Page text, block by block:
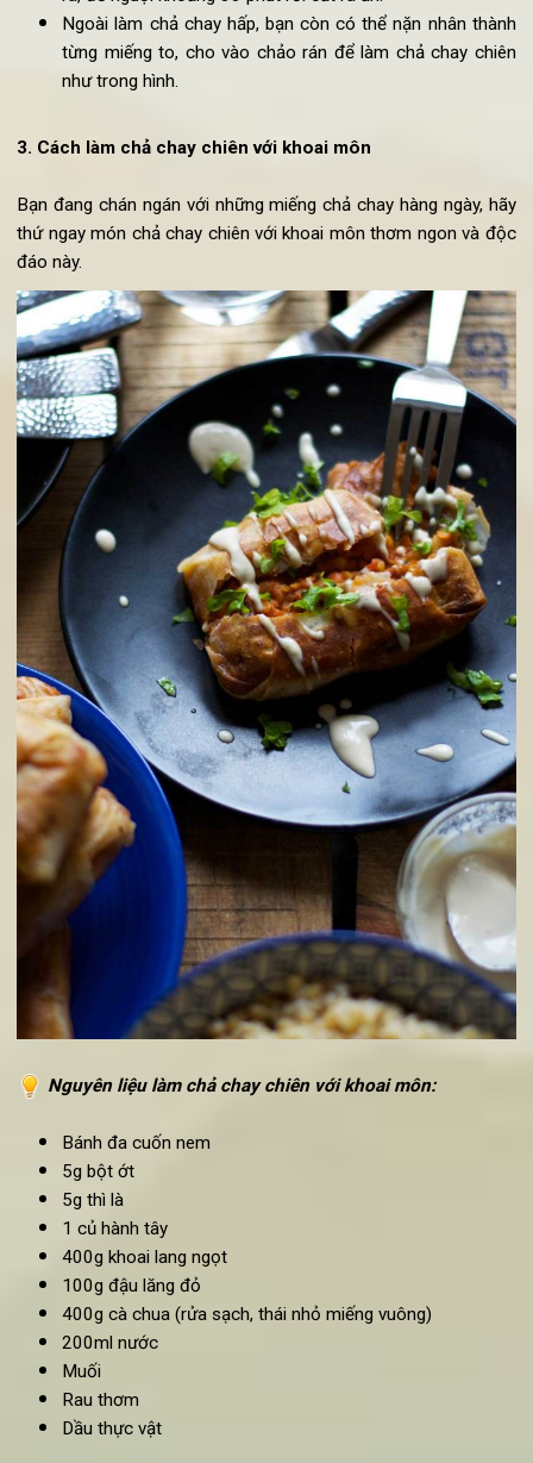
Lấy đậu xanh, cho vào máy xay cùng 70ml nước lọc.
nhuyễn hỡn hợp đậu xanh ra. Sau khi xay, đổ đậu xanh
bát, trộn cùng với nấm hương, muối và hạt tiêu. Nhào
Xếp lá chuối, cho nhân đậu xanh vừa chế biến vào
Cho chả vào trong nồi, hấp khoảng 1 tiếng. Cuối cùng,
ra, để nguội khoảng 30 phút rồi cắt ra ăn.
Ngoài làm chả chay hấp, bạn còn có thể nặn nhân
từng miếng to, cho vào chảo rán để làm chả chay
như trong hình.
3. Cách làm chả chay chiên vớikhoai môn
Bạn đang chán ngán với những miếng chả chay hàng ngày,
thứ ngay món chả chay chiên với khoai môn thơm ngon và
đáo này.
Nguyên liệu
Bánh đa cuốn nem